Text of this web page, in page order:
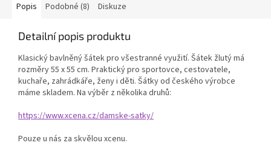
Popis Podobné (8) Diskuze
Detailní popis produktu
Klasický bavlněný šátek pro všestranné využití. Šátek žlutý má
rozměry 55 x 55 cm. Praktický pro sportovce, cestovatele,
kuchaře, zahrádkáře, ženy i děti. Šátky od českého výrobce
máme skladem. Na výběr z několika druhů:
https://www.xcena.cz/damske-satky/
Pouze u nás za skvělou xcenu.